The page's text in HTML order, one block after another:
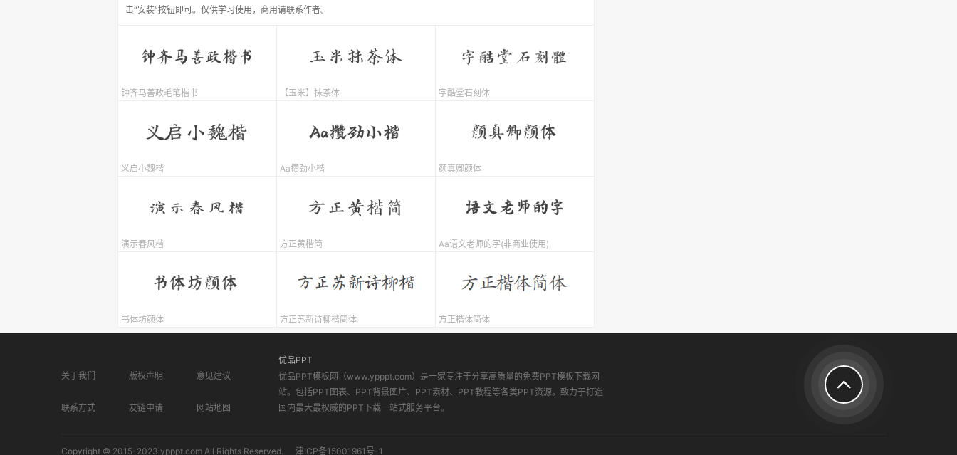
击“安装”按钮即可。仅供学习使用，商用请联系作者。
钟齐马善政毛笔楷书 【玉米】抹茶体 字酷堂石刻体
义启小魏楷 Aa攒劲小楷 颜真卿颜体
演示春风楷 方正黄楷简 Aa语文老师的字(非商业使用)
书体坊颜体 方正苏新诗柳楷简体 方正楷体简体
关于我们 版权声明 意见建议
联系方式 友链申请 网站地图
优品PPT
优品PPT模板网（www.ypppt.com）是一家专注于分享高质量的免费PPT模板下载网
站。包括PPT图表、PPT背景图片、PPT素材、PPT教程等各类PPT资源。致力于打造
国内最大最权威的PPT下载一站式服务平台。
Copyright © 2015-2023 ypppt.com All Rights Reserved. 津ICP备15001961号-1